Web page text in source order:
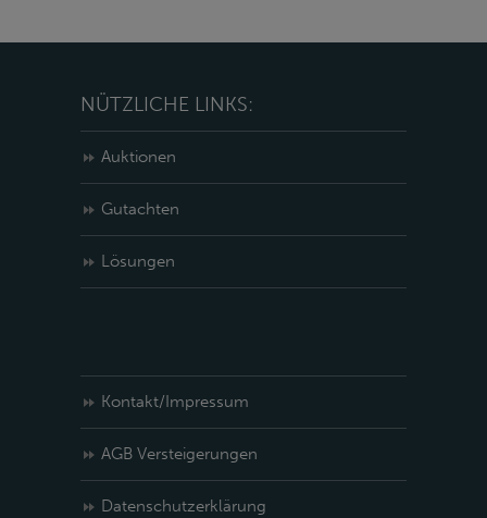
NÜTZLICHE LINKS:
Auktionen
Gutachten
Lösungen
Kontakt/Impressum
AGB Versteigerungen
Datenschutzerklärung